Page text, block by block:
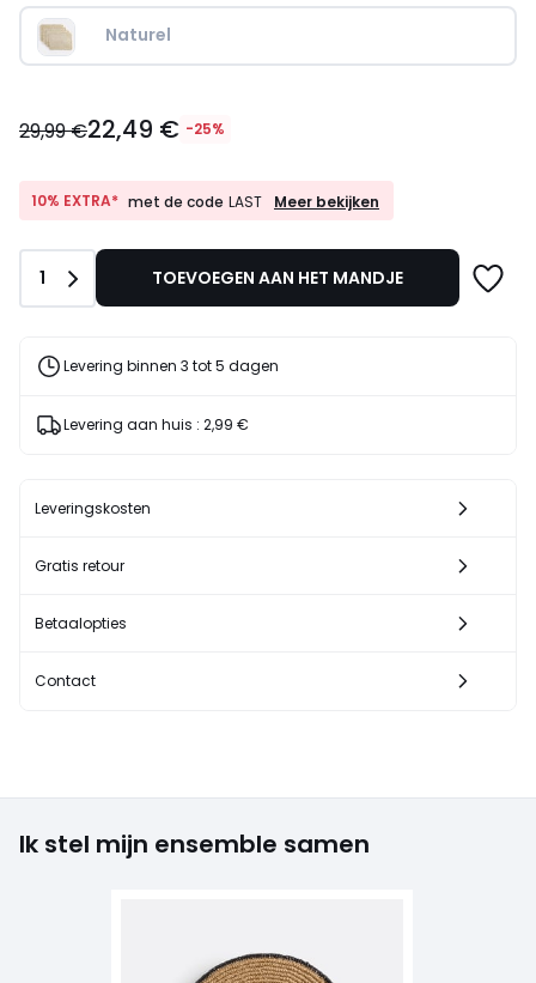
Naturel
€
van
€
25%
29,99 €22,49 € -25%
10% EXTRA* met de code LAST
10%
code
LAST
Meer bekijken
Aantal
1 TOEVOEGEN AAN HET MANDJE
Levering binnen 3 tot 5 dagen
Levering aan huis : 2,99 €
Leveringskosten
Gratis retour
Betaalopties
Contact
Ik stel mijn ensemble samen